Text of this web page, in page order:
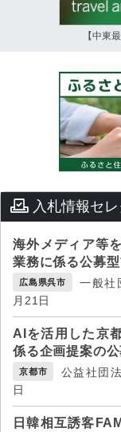
【中東
入札情報セレ
海外メディア等
業務に係る公募
広島県呉市
一般社
月21日
AIを活用した京
係る企画提案の
京都市
公益社団
日
日韓相互誘客